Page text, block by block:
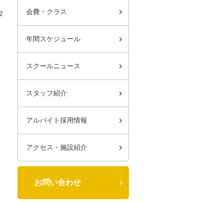
会費・クラス
年間スケジュール
スクールニュース
スタッフ紹介
アルバイト採用情報
アクセス・施設紹介
お問い合わせ